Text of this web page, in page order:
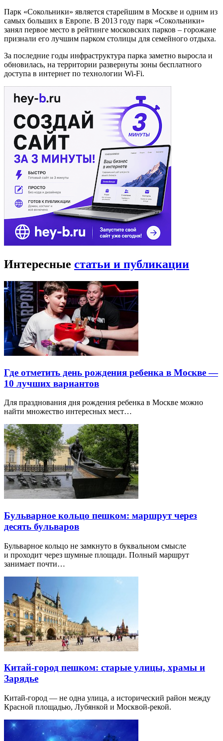
Парк «Сокольники» является старейшим в Москве и одним из
самых больших в Европе. В 2013 году парк «Сокольники»
занял первое место в рейтинге московских парков – горожане
признали его лучшим парком столицы для семейного отдыха.
За последние годы инфраструктура парка заметно выросла и
обновилась, на территории развернуты зоны бесплатного
доступа в интернет по технологии Wi-Fi.
Интересные статьи и публикации
Где отметить день рождения ребенка в Москве —
10 лучших вариантов
Для празднования дня рождения ребенка в Москве можно
найти множество интересных мест…
Бульварное кольцо пешком: маршрут через
десять бульваров
Бульварное кольцо не замкнуто в буквальном смысле
и проходит через шумные площади. Полный маршрут
занимает почти…
Китай-город пешком: старые улицы, храмы и
Зарядье
Китай-город — не одна улица, а исторический район между
Красной площадью, Лубянкой и Москвой-рекой.